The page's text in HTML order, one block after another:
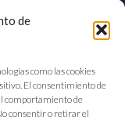
de
como las cookies
El consentimiento de
comportamiento de
consentir o retirar el